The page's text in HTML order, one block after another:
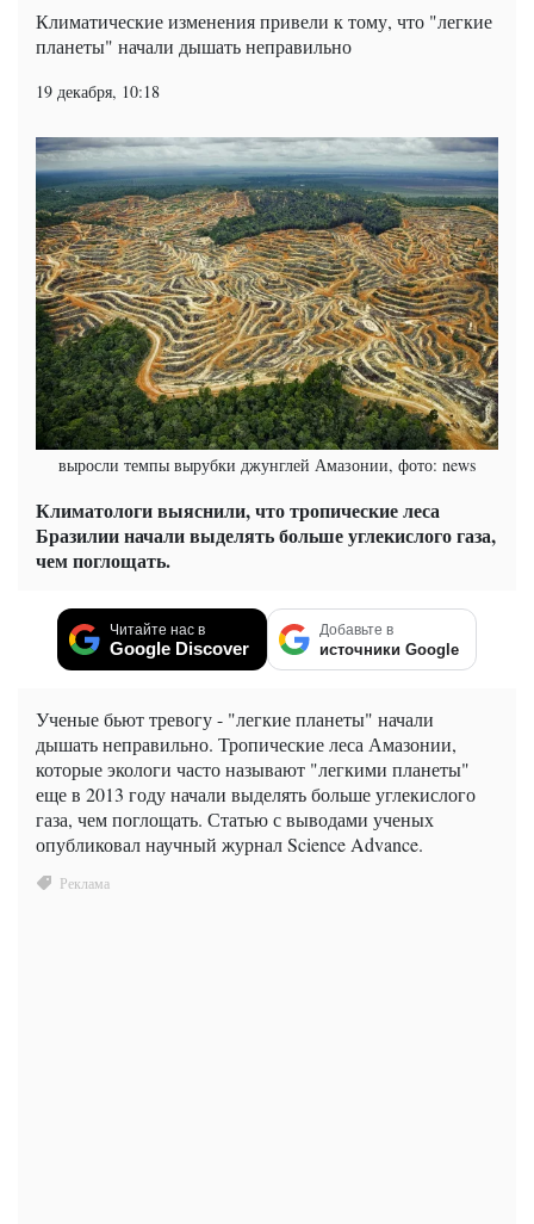
Климатические изменения привели к тому, что "легкие
планеты" начали дышать неправильно
19 декабря, 10:18
выросли темпы вырубки джунглей Амазонии, фото: news
Климатологи выяснили, что тропические леса
Бразилии начали выделять больше углекислого газа,
чем поглощать.
Читайте нас в
Google Discover
Добавьте в
источники Google
Ученые бьют тревогу - "легкие планеты" начали
дышать неправильно. Тропические леса Амазонии,
которые экологи часто называют "легкими планеты"
еще в 2013 году начали выделять больше углекислого
газа, чем поглощать. Статью с выводами ученых
опубликовал научный журнал Science Advance.